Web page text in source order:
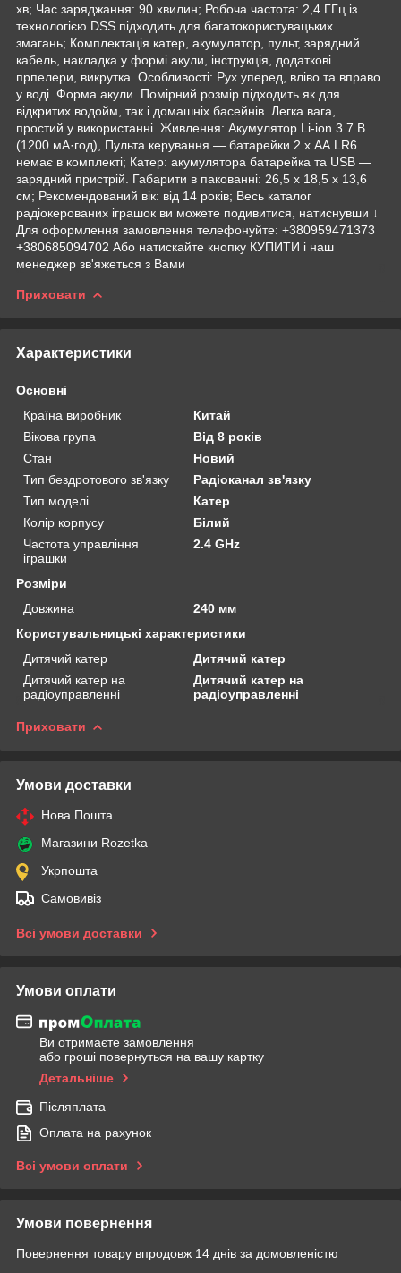
хв; Час заряджання: 90 хвилин; Робоча частота: 2,4 ГГц із
технологією DSS підходить для багатокористувацьких
змагань; Комплектація катер, акумулятор, пульт, зарядний
кабель, накладка у формі акули, інструкція, додаткові
прпелери, викрутка. Особливості: Рух уперед, вліво та вправо
у воді. Форма акули. Помірний розмір підходить як для
відкритих водойм, так і домашніх басейнів. Легка вага,
простий у використанні. Живлення: Акумулятор Li-ion 3.7 В
(1200 мА·год), Пульта керування — батарейки 2 х АА LR6
немає в комплекті; Катер: акумулятора батарейка та USB —
зарядний пристрій. Габарити в пакованні: 26,5 х 18,5 х 13,6
см; Рекомендований вік: від 14 років; Весь каталог
радіокерованих іграшок ви можете подивитися, натиснувши ↓
Для оформлення замовлення телефонуйте: +380959471373
+380685094702 Або натискайте кнопку КУПИТИ і наш
менеджер зв'яжеться з Вами
Приховати
Характеристики
Основні
Країна виробник
Китай
Вікова група
Від 8 років
Стан
Новий
Тип бездротового зв'язку
Радіоканал зв'язку
Тип моделі
Катер
Колір корпусу
Білий
Частота управління
іграшки
2.4 GHz
Розміри
Довжина
240 мм
Користувальницькі характеристики
Дитячий катер
Дитячий катер
Дитячий катер на
радіоуправленні
Дитячий катер на
радіоуправленні
Приховати
Умови доставки
Нова Пошта
Магазини Rozetka
Укрпошта
Самовивіз
Всі умови доставки
Умови оплати
Ви отримаєте замовлення
або гроші повернуться на вашу картку
Детальніше
Післяплата
Оплата на рахунок
Всі умови оплати
Умови повернення
Повернення товару впродовж 14 днів за домовленістю